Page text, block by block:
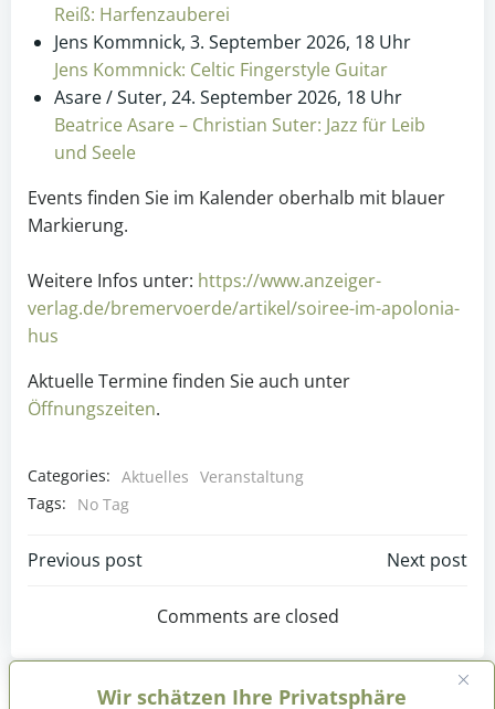
Wir schätzen Ihre Privatsphäre
Reiß: Harfenzauberei
Jens Kommnick, 3. September 2026, 18 Uhr
Jens Kommnick: Celtic Fingerstyle Guitar
Asare / Suter, 24. September 2026, 18 Uhr
Beatrice Asare – Christian Suter: Jazz für Leib
und Seele
Events finden Sie im Kalender oberhalb mit blauer
Markierung.
Weitere Infos unter: https://www.anzeiger-
verlag.de/bremervoerde/artikel/soiree-im-apolonia-
hus
Aktuelle Termine finden Sie auch unter
Öffnungszeiten.
Categories: Aktuelles Veranstaltung
Tags:
No Tag
Post
navigation
Previous post
navigation
Next post
Comments are closed